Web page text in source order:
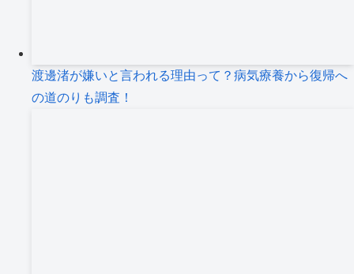
渡邊渚が嫌いと言われる理由って？病気療養から復帰へ
の道のりも調査！